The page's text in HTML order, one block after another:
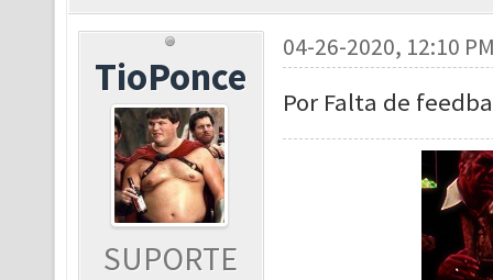
TioPonce
SUPORTE
04-26-2020, 12:10
Por Falta de